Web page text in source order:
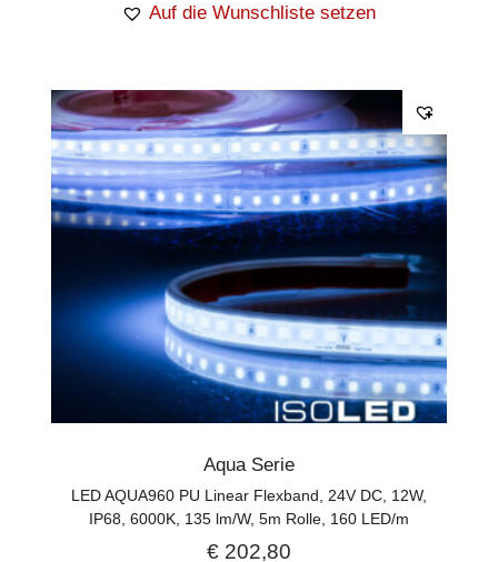
Auf die Wunschliste setzen
Aqua Serie
LED AQUA960 PU Linear Flexband, 24V DC, 12W,
IP68, 6000K, 135 lm/W, 5m Rolle, 160 LED/m
€202,80